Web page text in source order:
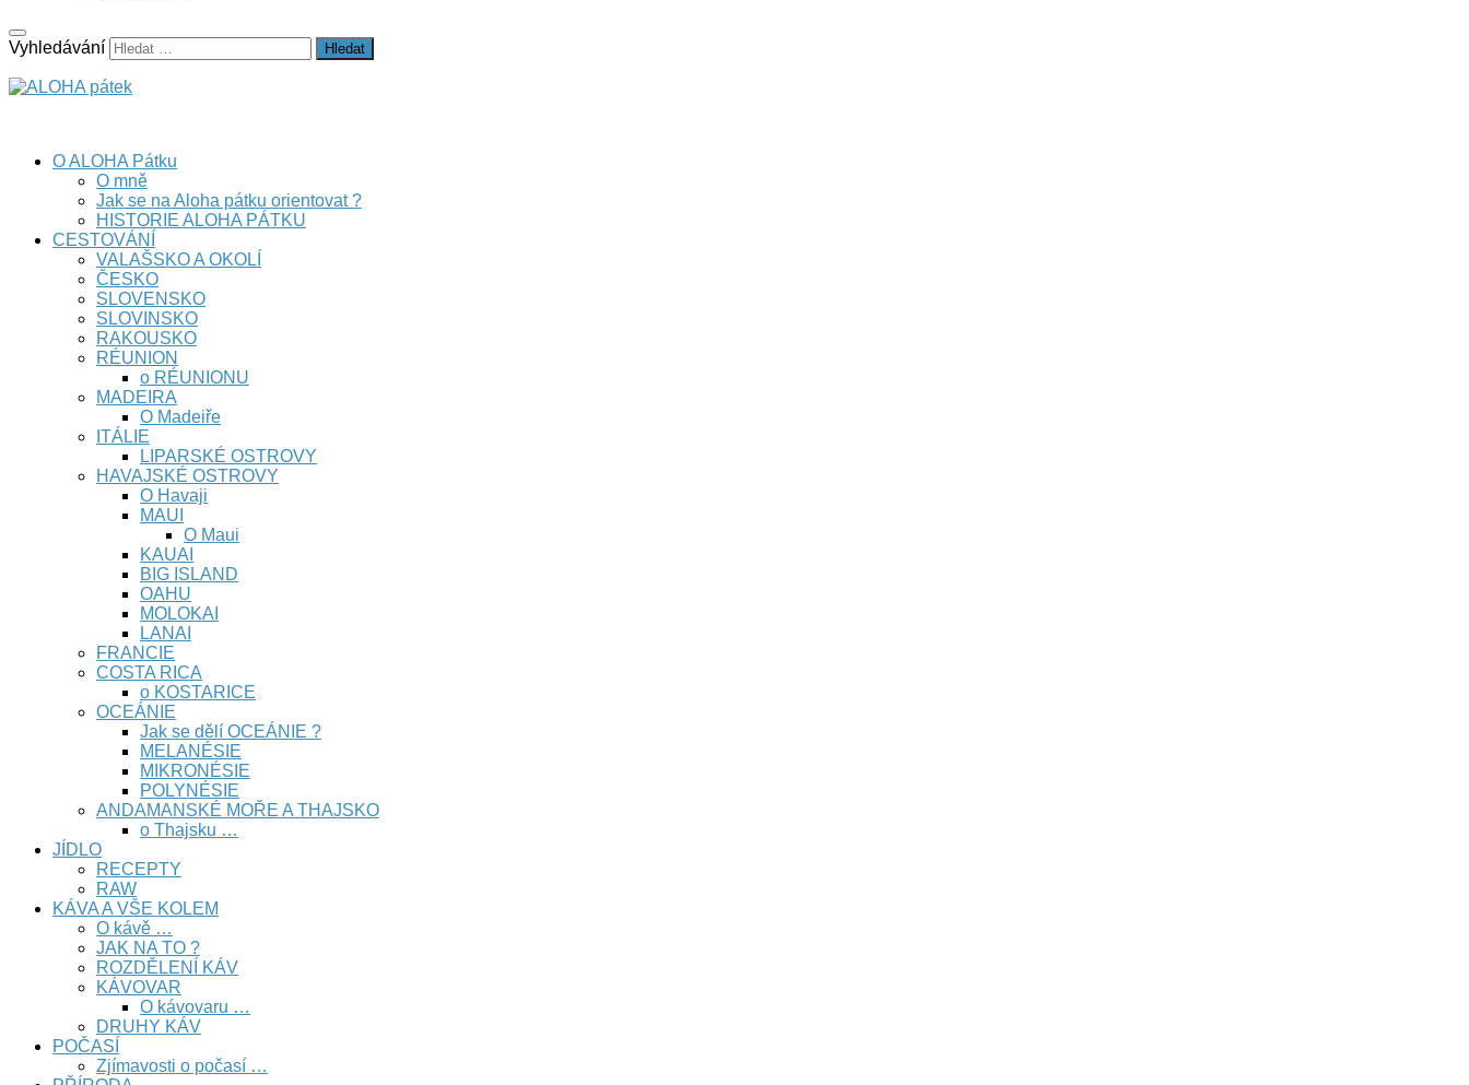
Vyhledávání
O ALOHA Pátku
O mně
Jak se na Aloha pátku orientovat ?
HISTORIE ALOHA PÁTKU
CESTOVÁNÍ
VALAŠSKO A OKOLÍ
ČESKO
SLOVENSKO
SLOVINSKO
RAKOUSKO
RÉUNION
o RÉUNIONU
MADEIRA
O Madeiře
ITÁLIE
LIPARSKÉ OSTROVY
HAVAJSKÉ OSTROVY
O Havaji
MAUI
O Maui
KAUAI
BIG ISLAND
OAHU
MOLOKAI
LANAI
FRANCIE
COSTA RICA
o KOSTARICE
OCEÁNIE
Jak se dělí OCEÁNIE ?
MELANÉSIE
MIKRONÉSIE
POLYNÉSIE
ANDAMANSKÉ MOŘE A THAJSKO
o Thajsku …
JÍDLO
RECEPTY
RAW
KÁVA A VŠE KOLEM
O kávě …
JAK NA TO ?
ROZDĚLENÍ KÁV
KÁVOVAR
O kávovaru …
DRUHY KÁV
POČASÍ
Zjímavosti o počasí …